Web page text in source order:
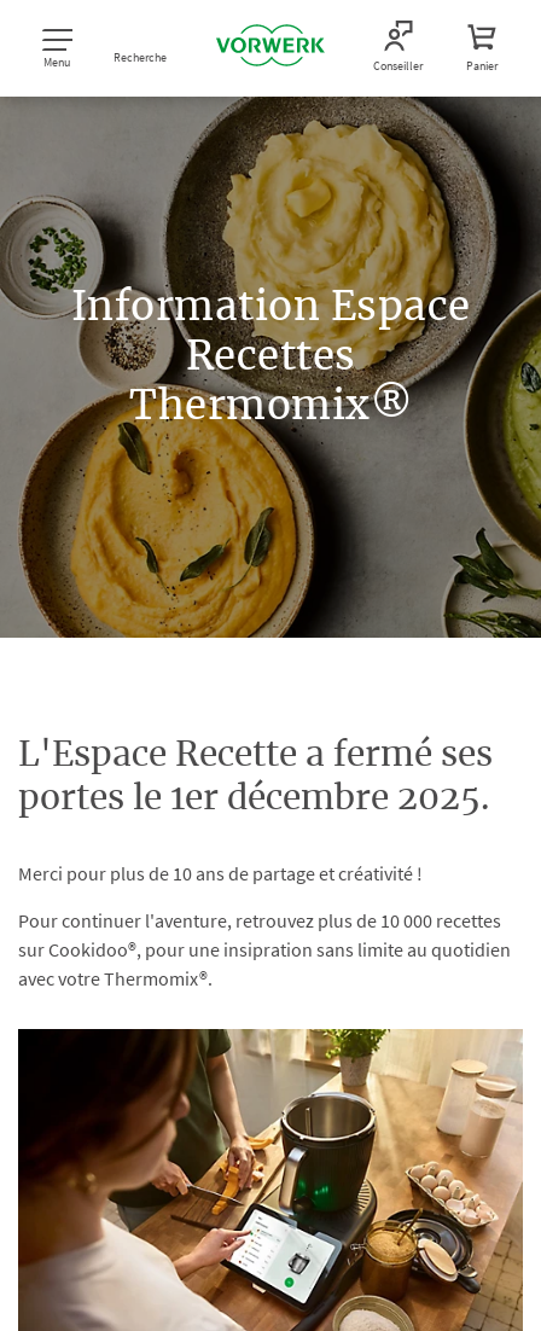
Menu Recherche Conseiller Panier
Information Espace
Recettes
Thermomix®
L'Espace Recette a fermé ses
portes le 1er décembre 2025.
Merci pour plus de 10 ans de partage et créativité !
Pour continuer l'aventure, retrouvez plus de 10 000 recettes
sur Cookidoo®, pour une insipration sans limite au quotidien
avec votre Thermomix®.